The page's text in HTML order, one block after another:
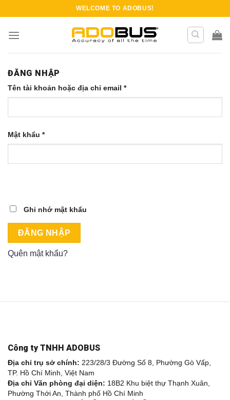
to
content
WELCOME TO ADOBUS!
ĐĂNG NHẬP
Tên tài khoản hoặc địa chỉ email *
Mật khẩu *
Ghi nhớ mật khẩu
ĐĂNG NHẬP
Quên mật khẩu?
Công ty TNHH ADOBUS
Địa chỉ trụ sở chính: 223/28/3 Đường Số 8, Phường Gò Vấp,
TP. Hồ Chí Minh, Việt Nam
Địa chỉ Văn phòng đại diện: 18B2 Khu biệt thự Thạnh Xuân,
Phường Thới An, Thành phố Hồ Chí Minh